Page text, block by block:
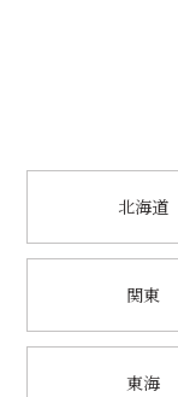
北海道
関東
東海